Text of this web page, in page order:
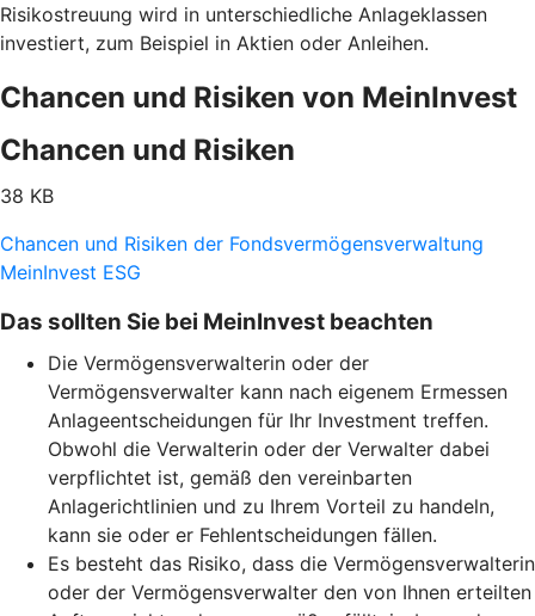
Risikostreuung wird in unterschiedliche Anlageklassen
investiert, zum Beispiel in Aktien oder Anleihen.
Chancen und Risiken von MeinInvest
Chancen und Risiken
38 KB
Chancen und Risiken der Fondsvermögensverwaltung
MeinInvest ESG
Das sollten Sie bei MeinInvest beachten
Die Vermögensverwalterin oder der
Vermögensverwalter kann nach eigenem Ermessen
Anlageentscheidungen für Ihr Investment treffen.
Obwohl die Verwalterin oder der Verwalter dabei
verpflichtet ist, gemäß den vereinbarten
Anlagerichtlinien und zu Ihrem Vorteil zu handeln,
kann sie oder er Fehlentscheidungen fällen.
Es besteht das Risiko, dass die Vermögensverwalterin
oder der Vermögensverwalter den von Ihnen erteilten